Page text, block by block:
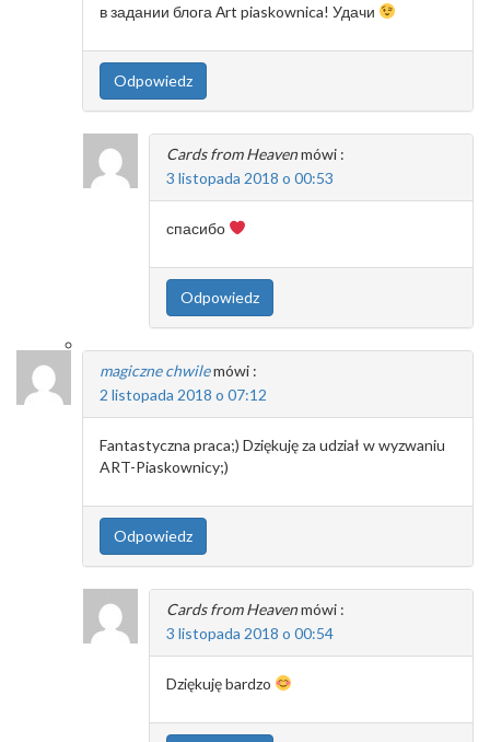
в задании блога Аrt piaskownica! Удачи
Odpowiedz
Cards from Heavenmówi :
3 listopada 2018 o 00:53
спасибо
Odpowiedz
magiczne chwilemówi :
2 listopada 2018 o 07:12
Fantastyczna praca;) Dziękuję za udział w wyzwaniu
ART-Piaskownicy;)
Odpowiedz
Cards from Heavenmówi :
3 listopada 2018 o 00:54
Dziękuję bardzo